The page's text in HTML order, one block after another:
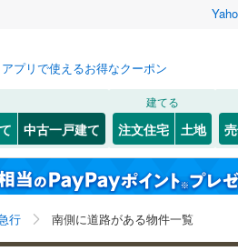
プリで使えるお得なクーポン
中古一戸建て
建てる
注文住宅 土地
行 南側に道路がある物件一覧
宮城 秋田 山形
埼玉 千葉
会津若松市(1)
白河市(0)
相馬市(0)
常磐線(13)
磐越西線(10)
東北新幹線 (14)
(0) (0) (0) (0)
ム
築古・築30年以上（3
検索条件を保存しました
新着物件通知は、 マイページから設定
県、阿武隈急行、南道路